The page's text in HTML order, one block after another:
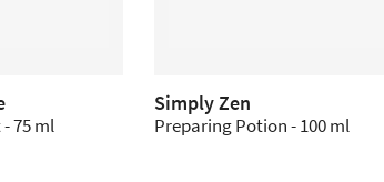
75 ml
Simply Zen
Preparing Potion - 100 ml